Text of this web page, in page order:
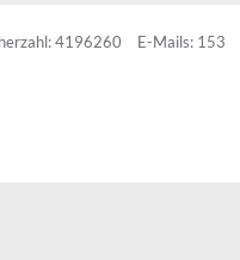
4196260
E-Mails: 153